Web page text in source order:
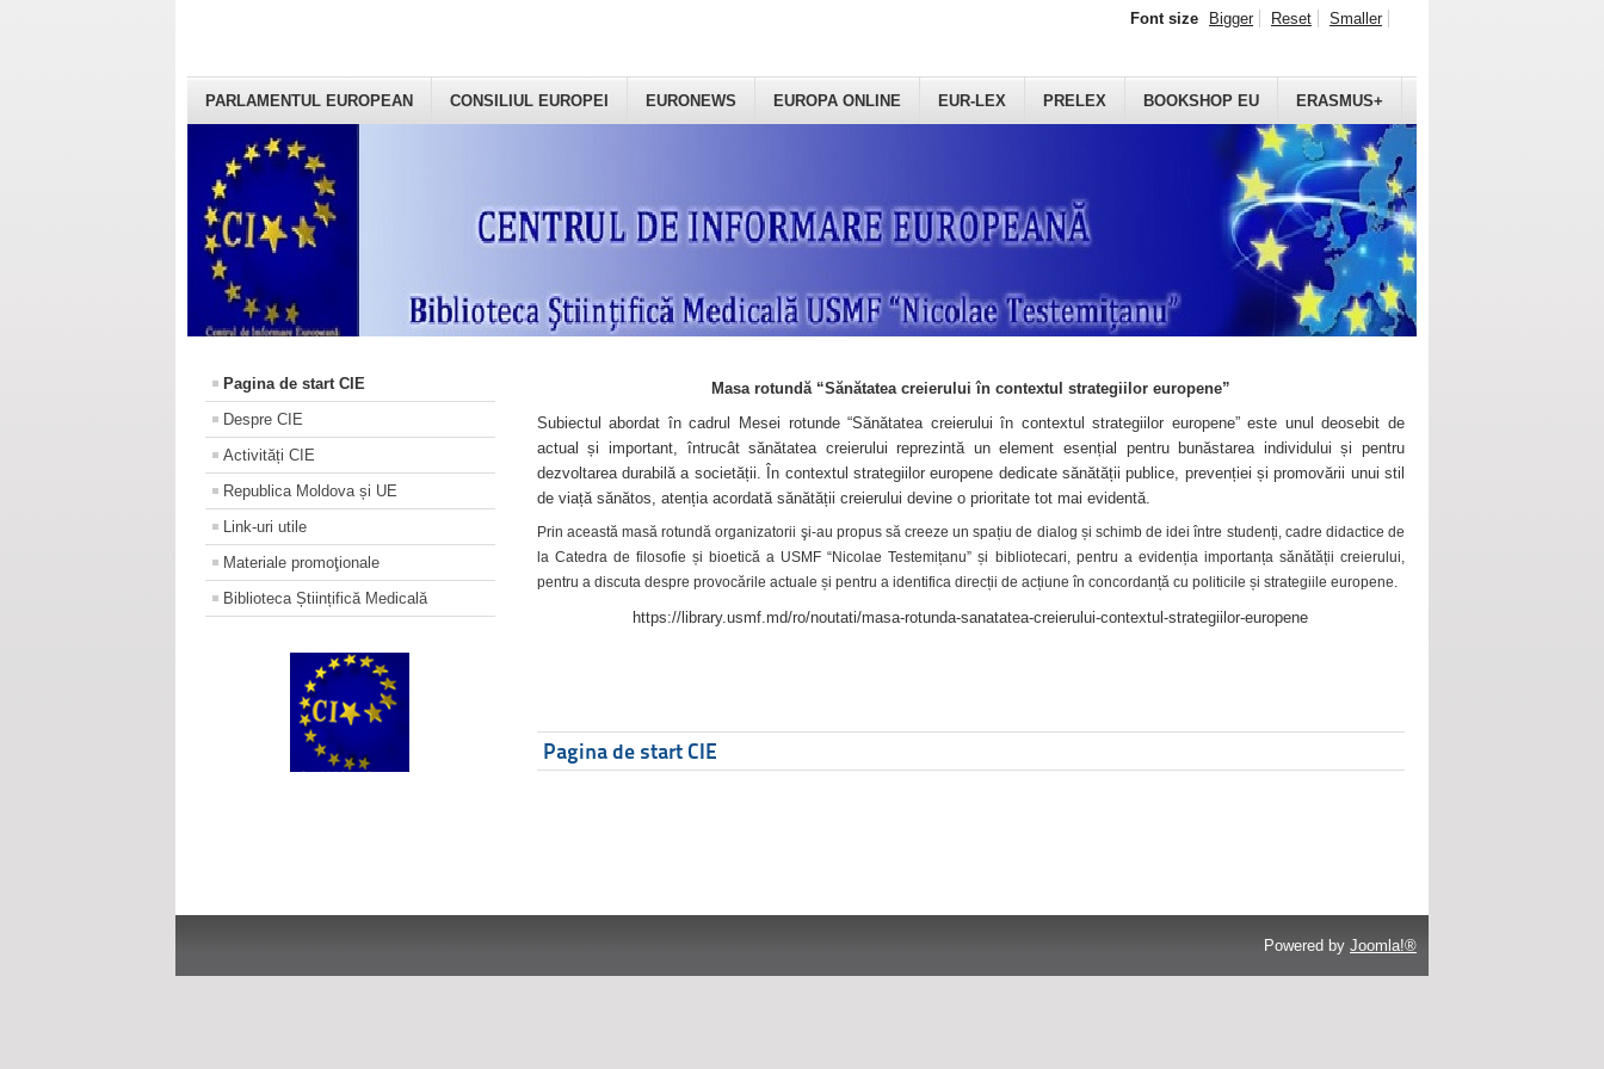
PARLAMENTUL EUROPEAN CONSILIUL EUROPEI EURONEWS EUROPA ONLINE EUR-LEX PRELEX BOOKSHOP EU ERASMUS+
Font size Bigger Reset Smaller
Pagina de start CIE
Despre CIE
Activități CIE
Republica Moldova și UE
Link-uri utile
Materiale promoţionale
Biblioteca Științifică Medicală
Masa rotundă “Sănătatea creierului în contextul strategiilor europene”
Subiectul abordat în cadrul Mesei rotunde “Sănătatea creierului în contextul strategiilor europene” este unul deosebit de
actual și important, întrucât sănătatea creierului reprezintă un element esențial pentru bunăstarea individului și pentru
dezvoltarea durabilă a societății. În contextul strategiilor europene dedicate sănătății publice, prevenției și promovării unui stil
de viață sănătos, atenția acordată sănătății creierului devine o prioritate tot mai evidentă.
Prin această masă rotundă organizatorii şi-au propus să creeze un spațiu de dialog și schimb de idei între studenți, cadre didactice de
la Catedra de filosofie și bioetică a USMF “Nicolae Testemițanu” și bibliotecari, pentru a evidenția importanța sănătății creierului,
pentru a discuta despre provocările actuale și pentru a identifica direcții de acțiune în concordanță cu politicile și strategiile europene.
https://library.usmf.md/ro/noutati/masa-rotunda-sanatatea-creierului-contextul-strategiilor-europene
Pagina de start CIE
Powered by Joomla!®